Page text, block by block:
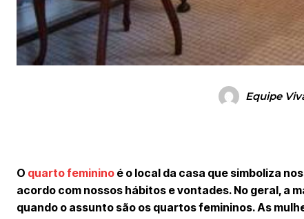
Equipe
O quarto feminino é o local da casa que simboliza
acordo com nossos hábitos e vontades. No geral, a
quando o assunto são os quartos femininos. As